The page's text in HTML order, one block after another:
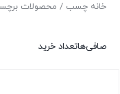
خانه چسب / محصولات
صافی‌هاتعداد خرید